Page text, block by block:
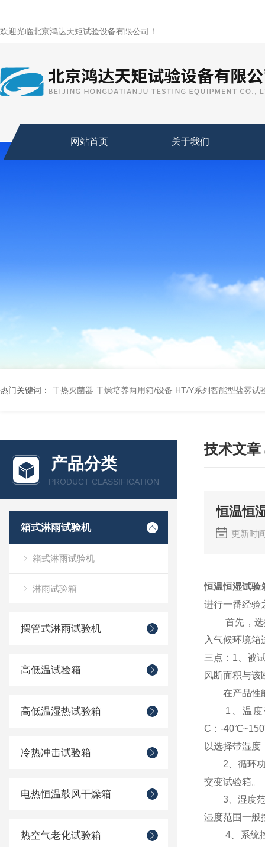
欢迎光临北京鸿达天矩试验设备有限公司！
网站首页 关于我们
热门关键词： 干热灭菌器 干燥培养两用箱/设备 HT/Y系列智能型盐雾试
产品分类
PRODUCT CLASSIFICATION
箱式淋雨试验机
箱式淋雨试验机
淋雨试验箱
摆管式淋雨试验机
高低温试验箱
高低温湿热试验箱
冷热冲击试验箱
电热恒温鼓风干燥箱
热空气老化试验箱
技术文章
恒温恒
更新时
恒温恒湿试验
进行一番经验
首先，选择
入气候环境
三点：1、被
风断面积与该
在产品性能
1、温度范
C：-
以选择带湿
2、循环功
交变试验箱。
3、湿度范
湿度范围一般
4、系统控